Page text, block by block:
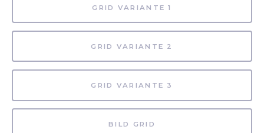
GRID VARIANTE 1
GRID VARIANTE 2
GRID VARIANTE 3
BILD GRID